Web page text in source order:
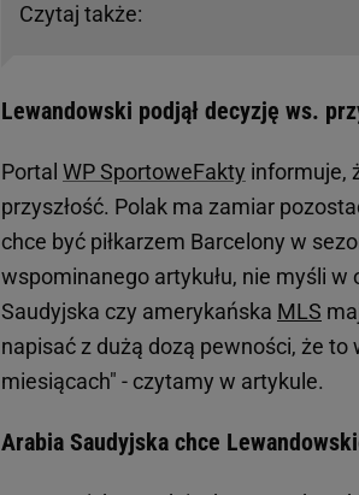
Czytaj także:
Lewandowski podjął decyzję ws.
Portal WP SportoweFakty informuje,
przyszłość. Polak ma zamiar
chce być piłkarzem Barcelony w
wspominanego artykułu, nie myśli
Saudyjska czy amerykańska MLS
napisać z dużą dozą pewności, że
miesiącach" - czytamy w artykule.
Arabia Saudyjska chce